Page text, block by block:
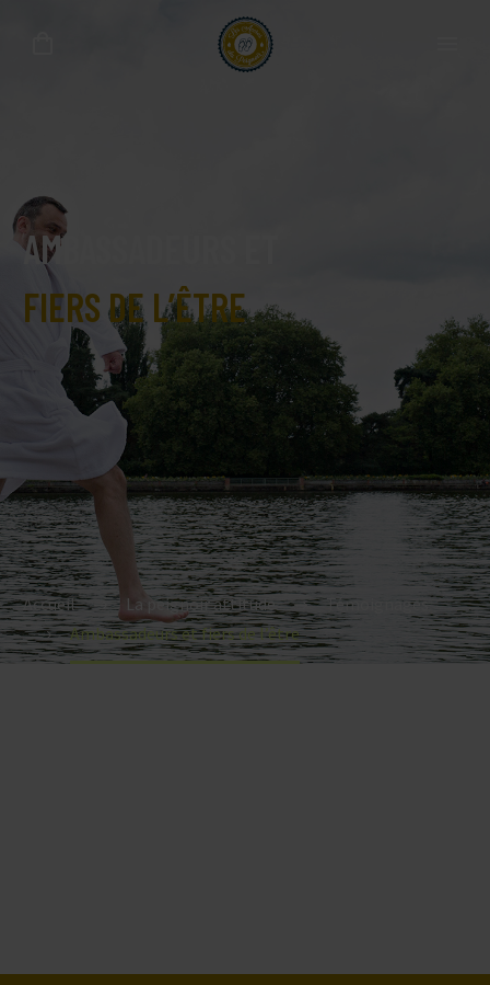
AMBASSADEURS ET
FIERS DE L’ÊTRE
Accueil La peignoir attitude
Témoignages
Ambassadeurs et fiers de l’être